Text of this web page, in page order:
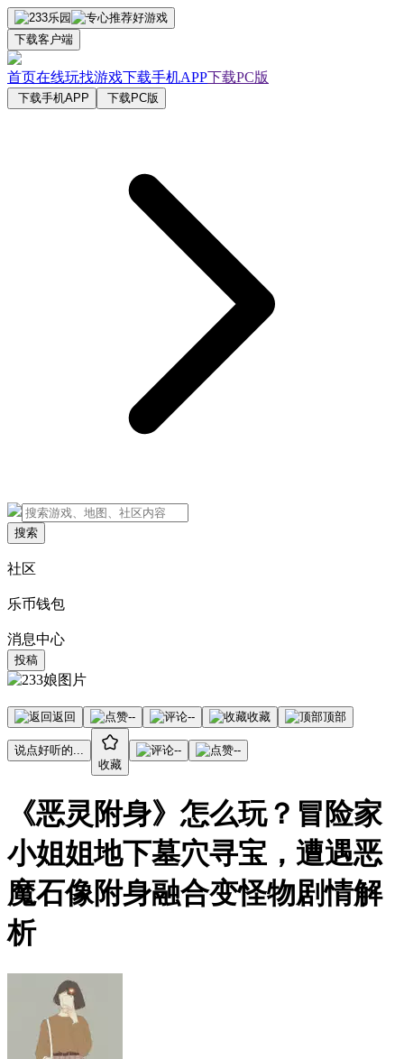
下载客户端
首页在线玩找游戏下载手机APP下载PC版
下载手机APP 下载PC版
搜索
社区
乐币钱包
消息中心
投稿
返回 -- -- 收藏 顶部
说点好听的...
收藏
-- --
《恶灵附身》怎么玩？冒险家
小姐姐地下墓穴寻宝，遭遇恶
魔石像附身融合变怪物剧情解
析